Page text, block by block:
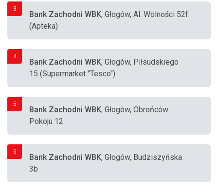
3
Bank Zachodni WBK, Głogów, Al. Wolności 52f
(Apteka)
4
Bank Zachodni WBK, Głogów, Piłsudskiego
15 (Supermarket "Tesco")
5
Bank Zachodni WBK, Głogów, Obrońców
Pokoju 12
6
Bank Zachodni WBK, Głogów, Budziszyńska
3b